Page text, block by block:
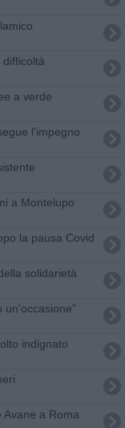
a verde
l'impegno
a Montelupo
la pausa Covid
solidarietà
un'occasione"
indignato
Avane a Roma